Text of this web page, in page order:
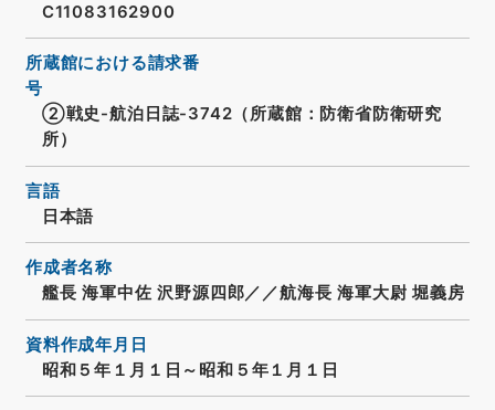
C11083162900
所蔵館における請求番
号
②戦史-航泊日誌-3742（所蔵館：防衛省防衛研究
所）
言語
日本語
作成者名称
艦長 海軍中佐 沢野源四郎／／航海長 海軍大尉 堀義房
資料作成年月日
昭和５年１月１日～昭和５年１月１日